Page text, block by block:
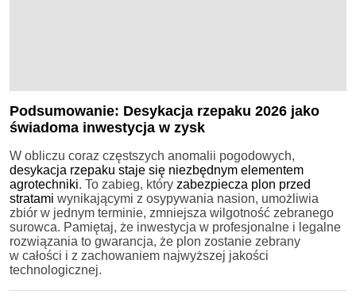
Podsumowanie: Desykacja rzepaku 2026 jako
świadoma inwestycja w zysk
W obliczu coraz częstszych anomalii pogodowych,
desykacja rzepaku staje się niezbędnym elementem
agrotechniki. To zabieg, który zabezpiecza plon przed
stratami wynikającymi z osypywania nasion, umożliwia
zbiór w jednym terminie, zmniejsza wilgotność zebranego
surowca. Pamiętaj, że inwestycja w profesjonalne i legalne
rozwiązania to gwarancja, że plon zostanie zebrany
w całości i z zachowaniem najwyższej jakości
technologicznej.